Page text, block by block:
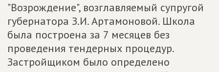
"Возрождение", возглавляемый супругой
губернатора З.И. Артамоновой. Школа
была построена за 7 месяцев без
проведения тендерных процедур.
Застройщиком было определено